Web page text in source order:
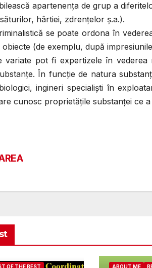
apartenenţa de grup a
hârtiei, zdrenţelor ş.a.).
se poate ordona în
obiecte (de exemplu, după
variate pot fi expertizele în
În funcţie de natura
ingineri specialişti în
cunosc proprietăţile substanţei ce
OF THE BEST
ABOUT ME